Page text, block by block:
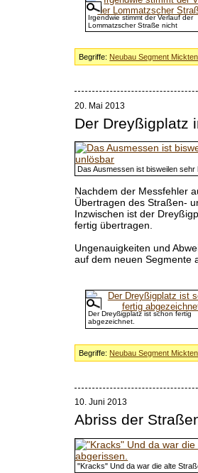
Irgendwie stimmt der Verlauf der
Lommatzscher Straße nicht
Begriffe: Neubau Segment Mickten
20. Mai 2013
Der Dreyßigplatz
Das Ausmessen ist bisweilen
Nachdem der Messfehler
Übertragen des Straßen-
Inzwischen ist der
fertig übertragen.
Ungenauigkeiten und
auf dem neuen Segmente
Der Dreyßigplatz ist schon fertig
abgezeichnet.
Begriffe: Neubau Segment Mickten
10. Juni 2013
Abriss der
"Kracks" Und da war die alte